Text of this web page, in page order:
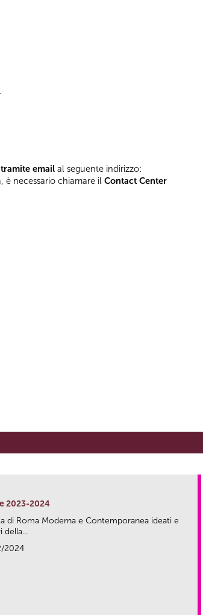
email al seguente indirizzo:
è necessario chiamare il Contact Center
2023-2024
di Roma Moderna e Contemporanea ideati e
2024